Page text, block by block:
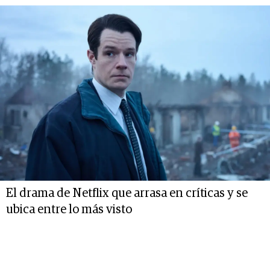
El drama de Netflix que arrasa en críticas y se
ubica entre lo más visto